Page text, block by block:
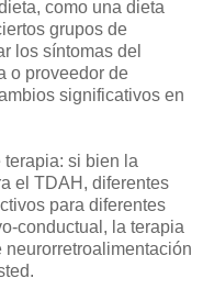
como una dieta
grupos de
los síntomas del
o proveedor de
significativos en
terapia: si bien la
el TDAH, diferentes
para diferentes
conductual, la terapia